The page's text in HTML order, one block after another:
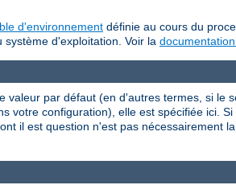
d'environnement définie au cours du
d'exploitation. Voir la
valeur par défaut (en d'autres termes, si le
votre configuration), elle est spécifiée ici.
il est question n'est pas nécessairement